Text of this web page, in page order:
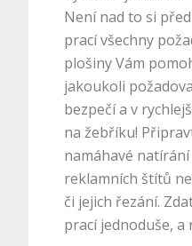
Není nad to si
prací všechny
plošinyVám
jakoukoli
bezpečí a v
na žebříku!
namáhavé
reklamních štítů
či jejich řezání.
prací jednoduše, a